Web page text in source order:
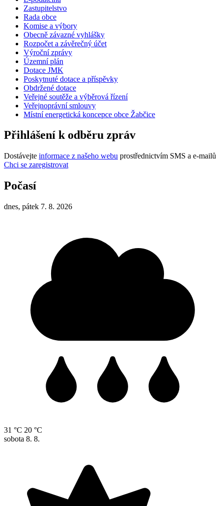
Zastupitelstvo
Rada obce
Komise a výbory
Obecně závazné vyhlášky
Rozpočet a závěrečný účet
Výroční zprávy
Územní plán
Dotace JMK
Poskytnuté dotace a příspěvky
Obdržené dotace
Veřejné soutěže a výběrová řízení
Veřejnoprávní smlouvy
Místní energetická koncepce obce Žabčice
Přihlášení k odběru zpráv
Dostávejte informace z našeho webu prostřednictvím SMS a e-mailů
Chci se zaregistrovat
Počasí
dnes, pátek 7. 8. 2026
31 °C 20 °C
sobota 8. 8.